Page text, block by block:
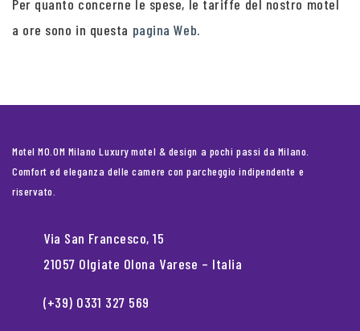
Per quanto concerne le spese, le tariffe del nostro motel
a ore sono in questa pagina Web.
Motel MO.OM Milano Luxury motel & design a pochi passi da Milano.
Comfort ed eleganza delle camere con parcheggio indipendente e
riservato.
Via San Francesco, 15
21057 Olgiate Olona Varese – Italia
(+39) 0331 327 569